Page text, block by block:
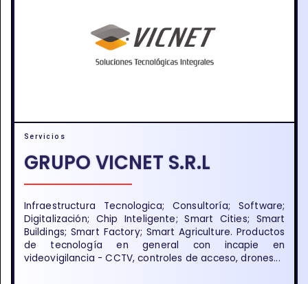
Servicios
GRUPO VICNET S.R.L
Infraestructura Tecnologica; Consultoría; Software;
Digitalización; Chip Inteligente; Smart Cities; Smart
Buildings; Smart Factory; Smart Agriculture. Productos
de tecnología en general con incapie en
videovigilancia - CCTV, controles de acceso, drones...